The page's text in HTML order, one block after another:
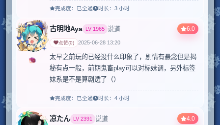
完成度： 已全通 时长： 3 小时
6.0
古明地Aya LV 1965 说道
点赞(0) 2025-06-28 13:20
太早之前玩的已经没什么印象了，剧情有悬念但是揭
秘有点一般，前期鬼畜play可以对标妹调，另外标签
妹系是不是算剧透了（）
完成度： 已全通 时长： 4 小时
4.0
凉たん LV2391 说道